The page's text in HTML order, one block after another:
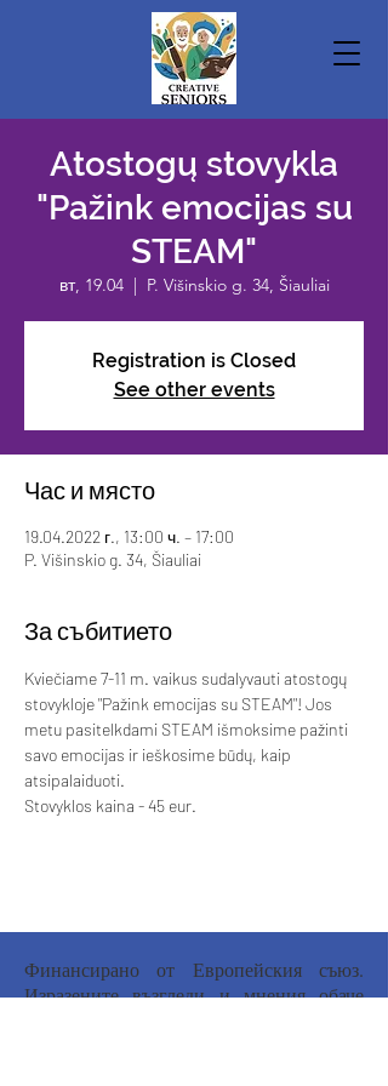
Atostogų stovykla
"Pažink emocijas su
STEAM"
вт, 19.04
  |
P. Višinskio g. 34, Šiauliai
Registration is Closed
See other events
Час и място
19.04.2022 г., 13:00 ч. – 17:00
P. Višinskio g. 34, Šiauliai
За събитието
Kviečiame 7-11 m. vaikus sudalyvauti atostogų
stovykloje "Pažink emocijas su STEAM"! Jos
metu pasitelkdami STEAM išmoksime pažinti
savo emocijas ir ieškosime būdų, kaip
atsipalaiduoti.
Stovyklos kaina - 45 eur.
Финансирано от Европейския съюз.
Изразените възгледи и мнения обаче